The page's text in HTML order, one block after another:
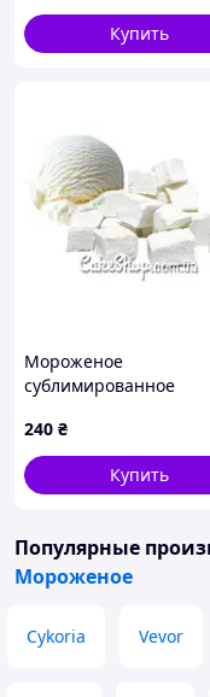
Купить
Мороженое
сублимированное
240 ₴
Купить
Популярные
Мороженое
Cykoria Vevor